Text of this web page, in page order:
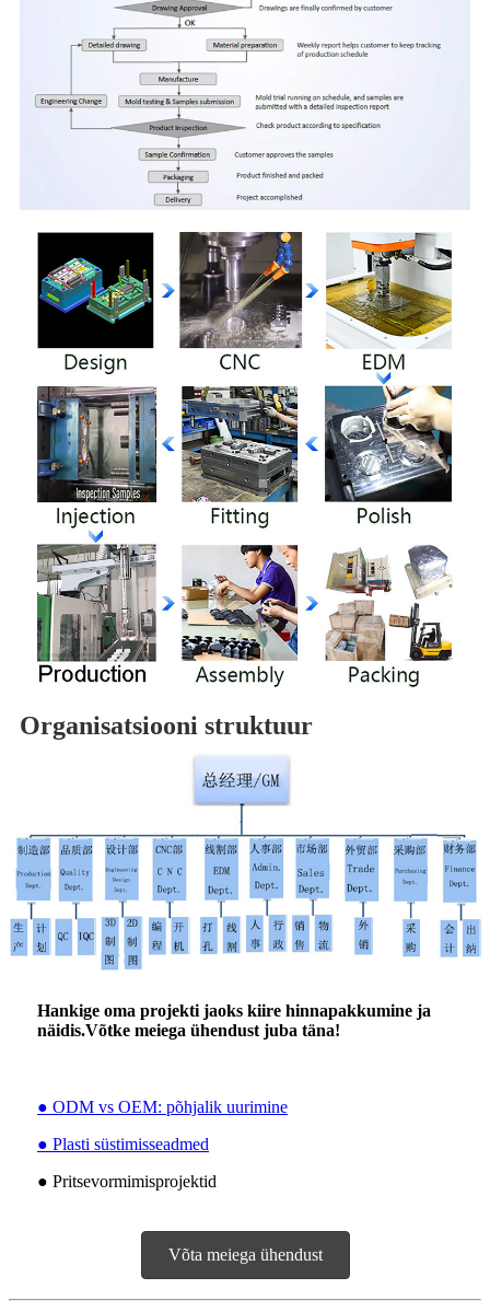
Organisatsiooni struktuur
Hankige oma projekti jaoks kiire hinnapakkumine ja
näidis.Võtke meiega ühendust juba täna!
● ODM vs OEM: põhjalik uurimine
● Plasti süstimisseadmed
● Pritsevormimisprojektid
Võta meiega ühendust